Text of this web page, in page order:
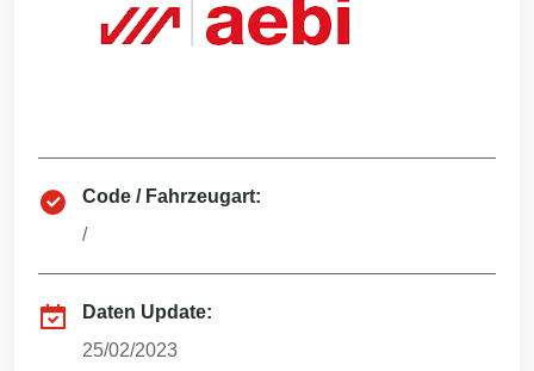
Code / Fahrzeugart:
/
Daten Update:
25/02/2023